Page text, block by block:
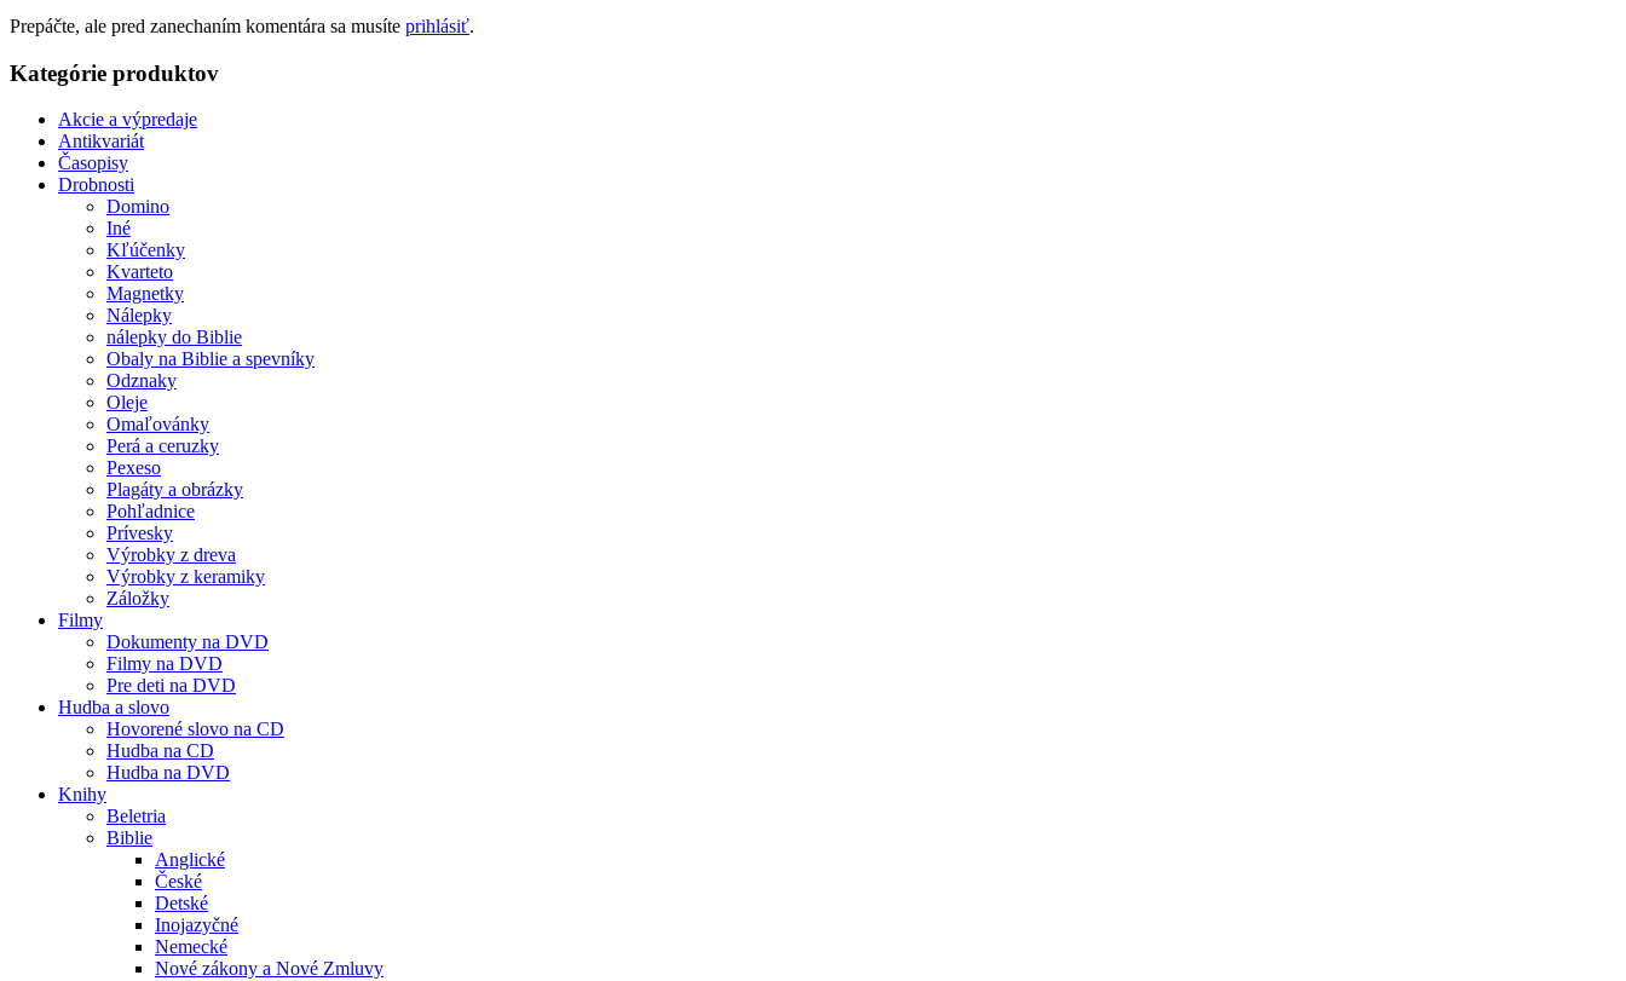
Prepáčte, ale pred zanechaním komentára sa musíte prihlásiť.
Kategórie produktov
Akcie a výpredaje
Antikvariát
Časopisy
Drobnosti
Domino
Iné
Kľúčenky
Kvarteto
Magnetky
Nálepky
nálepky do Biblie
Obaly na Biblie a spevníky
Odznaky
Oleje
Omaľovánky
Perá a ceruzky
Pexeso
Plagáty a obrázky
Pohľadnice
Prívesky
Výrobky z dreva
Výrobky z keramiky
Záložky
Filmy
Dokumenty na DVD
Filmy na DVD
Pre deti na DVD
Hudba a slovo
Hovorené slovo na CD
Hudba na CD
Hudba na DVD
Knihy
Beletria
Biblie
Anglické
České
Detské
Inojazyčné
Nemecké
Nové zákony a Nové Zmluvy